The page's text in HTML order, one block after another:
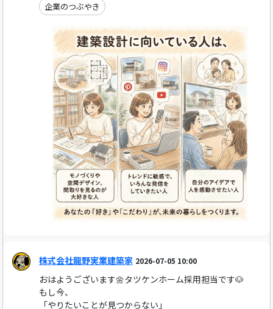
企業のつぶやき
株式会社龍野実業建築家 2026-07-05 10:00
おはようございます🌼タツケンホーム採用担当です🐶
もし今、
「やりたいことが見つからない」